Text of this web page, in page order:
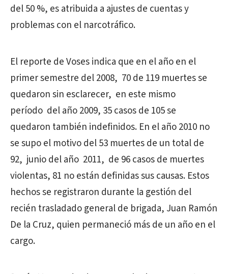
del 50 %, es atribuida a ajustes de cuentas y
problemas con el narcotráfico.
El reporte de Voses indica que en el año en el
primer semestre del 2008, 70 de 119 muertes se
quedaron sin esclarecer, en este mismo
período del año 2009, 35 casos de 105 se
quedaron también indefinidos. En el año 2010 no
se supo el motivo del 53 muertes de un total de
92, junio del año 2011, de 96 casos de muertes
violentas, 81 no están definidas sus causas. Estos
hechos se registraron durante la gestión del
recién trasladado general de brigada, Juan Ramón
De la Cruz, quien permaneció más de un año en el
cargo.